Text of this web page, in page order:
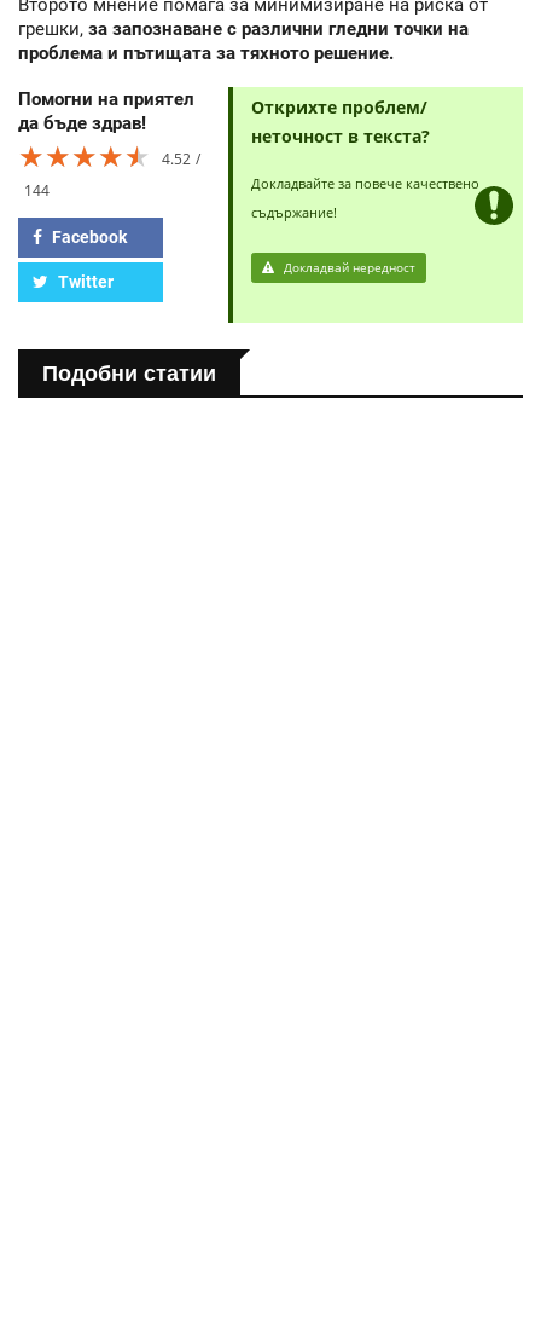
Второто мнение помага за минимизиране на риска от
грешки, за запознаване с различни гледни точки на
проблема и пътищата за тяхното решение.
Помогни на приятел
да бъде здрав!
★★★★★
★★★★★
★★★★★
4.52
144
Facebook
Twitter
Открихте проблем/
неточност в текста?
Докладвайте за повече качествено
съдържание!
Докладвай нередност
Подобни статии